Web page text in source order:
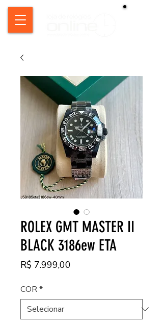
ROLEX GMT MASTER II
BLACK 3186ew ETA
R$ 7.999,00
COR*